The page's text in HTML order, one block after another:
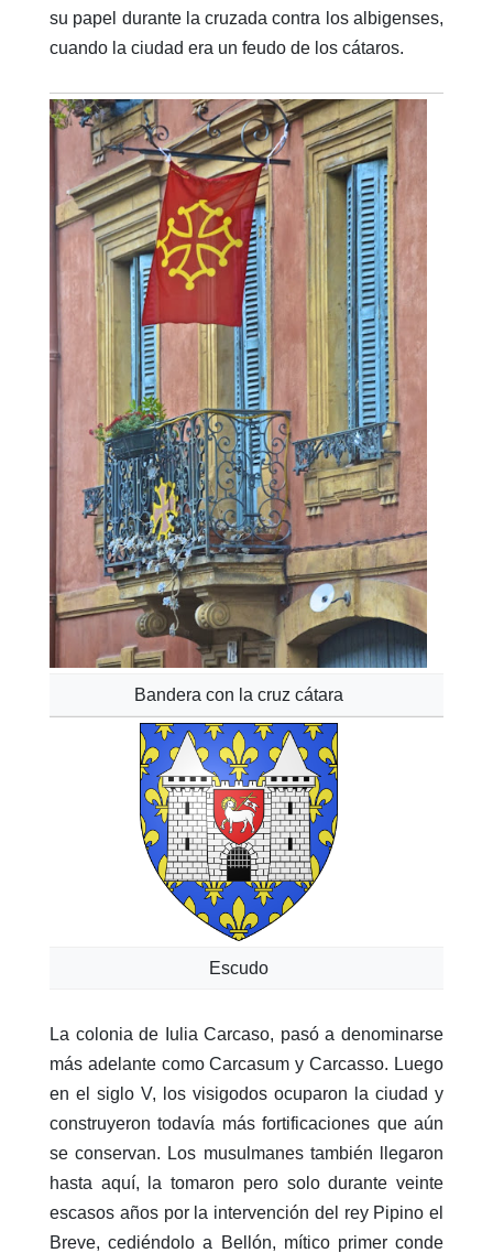
su papel durante la cruzada contra los albigenses,
cuando la ciudad era un feudo de los cátaros.
Bandera con la cruz cátara
Escudo
La colonia de Iulia Carcaso, pasó a denominarse
más adelante como Carcasum y Carcasso. Luego
en el siglo V, los visigodos ocuparon la ciudad y
construyeron todavía más fortificaciones que aún
se conservan. Los musulmanes también llegaron
hasta aquí, la tomaron pero solo durante veinte
escasos años por la intervención del rey Pipino el
Breve, cediéndolo a Bellón, mítico primer conde